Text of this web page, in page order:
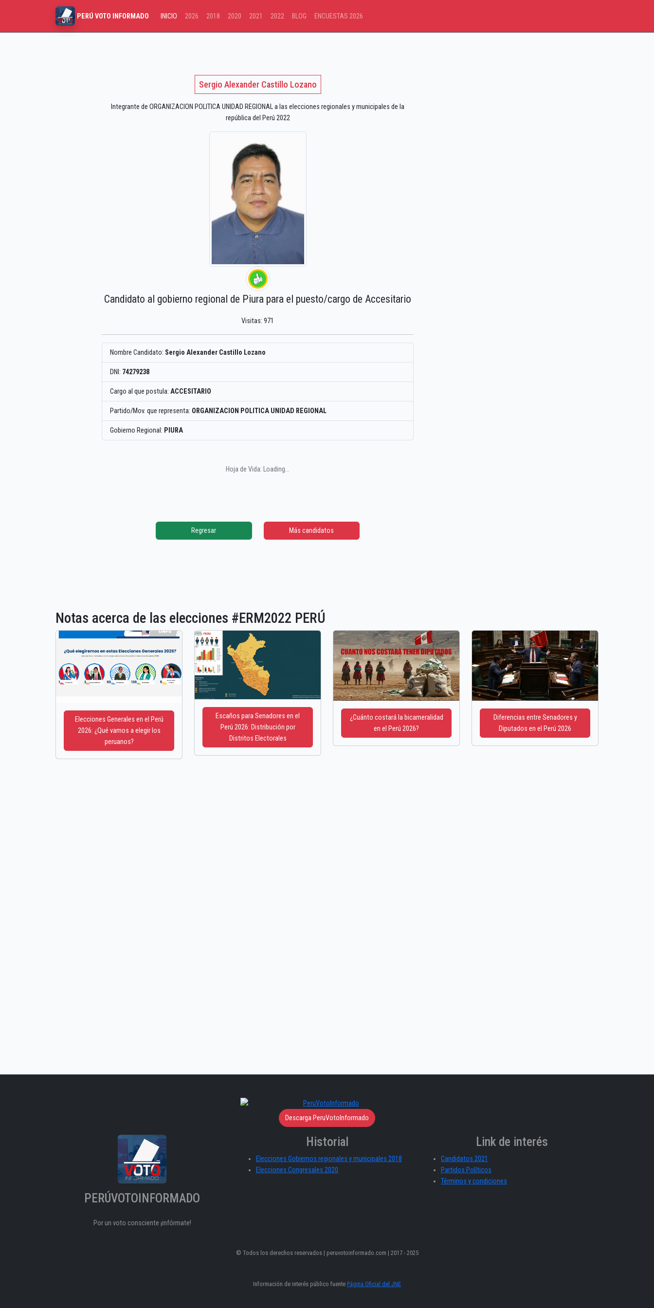
PERÚ VOTO INFORMADO INICIO 2026 2018 2020 2021 2022 BLOG ENCUESTAS 2026
Sergio Alexander Castillo Lozano
Integrante de ORGANIZACION POLITICA UNIDAD REGIONAL a las elecciones regionales y municipales de la
república del Perú 2022
Candidato al gobierno regional de Piura para el puesto/cargo de Accesitario
Visitas: 971
Nombre Candidato: Sergio Alexander Castillo Lozano
DNI: 74279238
Cargo al que postula: ACCESITARIO
Partido/Mov. que representa: ORGANIZACION POLITICA UNIDAD REGIONAL
Gobierno Regional: PIURA
Hoja de Vida: Loading...
Regresar Más candidatos
Notas acerca de las elecciones #ERM2022 PERÚ
Elecciones Generales en el Perú
2026: ¿Qué vamos a elegir los
peruanos?
Escaños para Senadores en el
Perú 2026: Distribución por
Distritos Electorales
¿Cuánto costará la bicameralidad
en el Perú 2026?
Diferencias entre Senadores y
Diputados en el Perú 2026
Descarga PeruVotoInformado
PERÚVOTOINFORMADO
Por un voto consciente ¡infórmate!
Historial
Elecciones Gobiernos regionales y municipales 2018
Elecciones Congresales 2020
Link de interés
Candidatos 2021
Partidos Políticos
Términos y condiciones
© Todos los derechos reservados | peruvotoinformado.com | 2017 - 2025
Información de interés público fuente Página Oficial del JNE